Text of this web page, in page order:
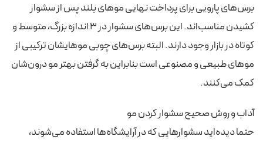
برس‌های پارویی برای پرداخت نهایی موهای بلند پس از سشوار
کشیدن مناسب‌اند. این برس‌های سشوار در ۳ اندازه بزرگ، متوسط و
کوتاه در بازار وجود دارند. البته برس‌های چوبی موهایشان ترکیبی از
موهای طبیعی و مصنوعی است بنابراین به گرفتن بهتر مو درون‌شان
کمک می‌کنند.
آداب و روش صحیح سشوار کردن مو
حتما دیده‌اید سشوارهایی که در آرایشگاه‌ها استفاده می‌شوند،